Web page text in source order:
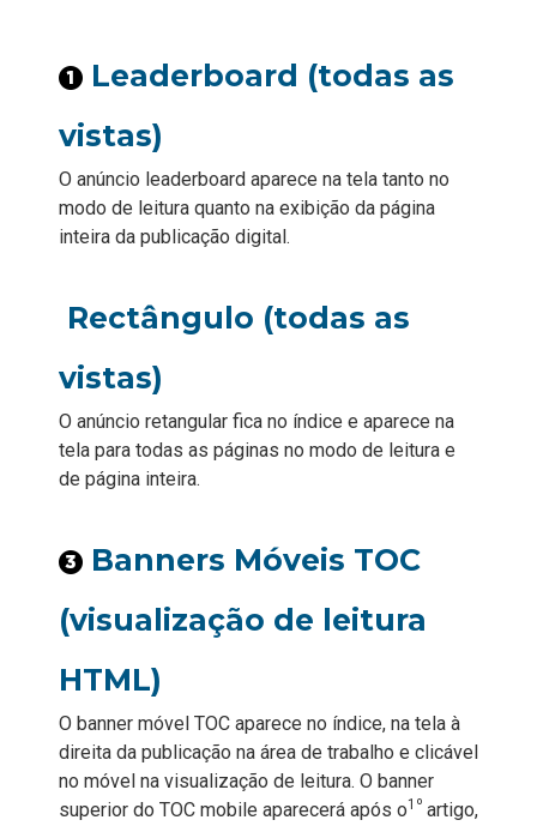
Leaderboard (todas as
vistas)
O anúncio leaderboard aparece na tela tanto no
modo de leitura quanto na exibição da página
inteira da publicação digital.
Rectângulo (todas as
vistas)
O anúncio retangular fica no índice e aparece na
tela para todas as páginas no modo de leitura e
de página inteira.
Banners Móveis TOC
(visualização de leitura
HTML)
O banner móvel TOC aparece no índice, na tela à
direita da publicação na área de trabalho e clicável
no móvel na visualização de leitura. O banner
superior do TOC mobile aparecerá após o1º artigo,